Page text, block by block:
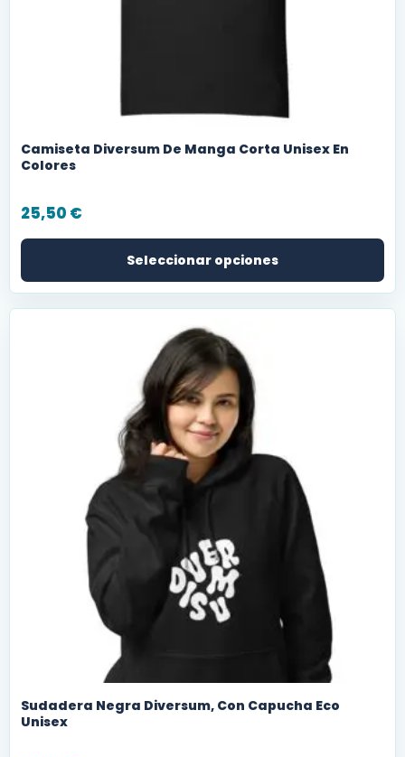
Camiseta Diversum De Manga Corta Unisex En
Colores
25,50 €
Seleccionar opciones
Sudadera Negra Diversum, Con Capucha Eco
Unisex